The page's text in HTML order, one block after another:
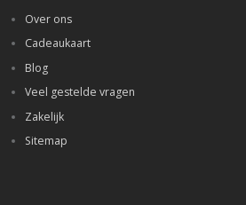
Over ons
Cadeaukaart
Blog
Veel gestelde vragen
Zakelijk
Sitemap